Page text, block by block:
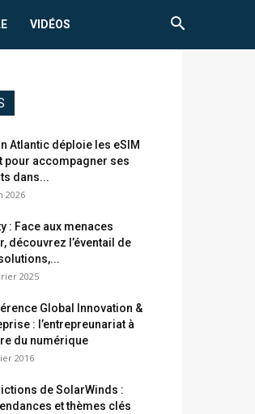
VIDÉOS
Atlantic déploie les eSIM
pour accompagner ses
dans...
2026
: Face aux menaces
découvrez l’éventail de
2025
Global Innovation &
: l’entrepreunariat à
du numérique
2016
de SolarWinds :
et thèmes clés